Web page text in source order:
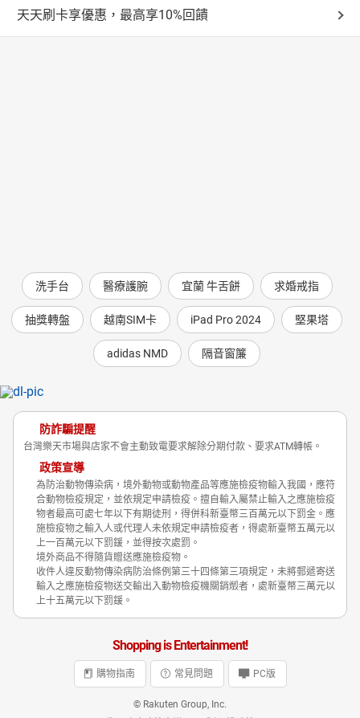
天天刷卡享優惠，最高享10%回饋
洗手台 醫療護腕 宜蘭 牛舌餅 求婚戒指
抽獎轉盤 越南SIM卡 iPad Pro 2024 堅果塔
adidas NMD 隔音窗簾
防詐騙提醒
台灣樂天市場與店家不會主動致電要求解除分期付款、要求ATM轉帳。
政策宣導
為防治動物傳染病，境外動物或動物產品等應施檢疫物輸入我國，應符
合動物檢疫規定，並依規定申請檢疫。擅自輸入屬禁止輸入之應施檢疫
物者最高可處七年以下有期徒刑，得併科新臺幣三百萬元以下罰金。應
施檢疫物之輸入人或代理人未依規定申請檢疫者，得處新臺幣五萬元以
上一百萬元以下罰鍰，並得按次處罰。
境外商品不得隨貨贈送應施檢疫物。
收件人違反動物傳染病防治條例第三十四條第三項規定，未將郵遞寄送
輸入之應施檢疫物送交輸出入動物檢疫機關銷燬者，處新臺幣三萬元以
上十五萬元以下罰鍰。
Shopping is Entertainment!
購物指南 常見問題 PC版
© Rakuten Group, Inc.